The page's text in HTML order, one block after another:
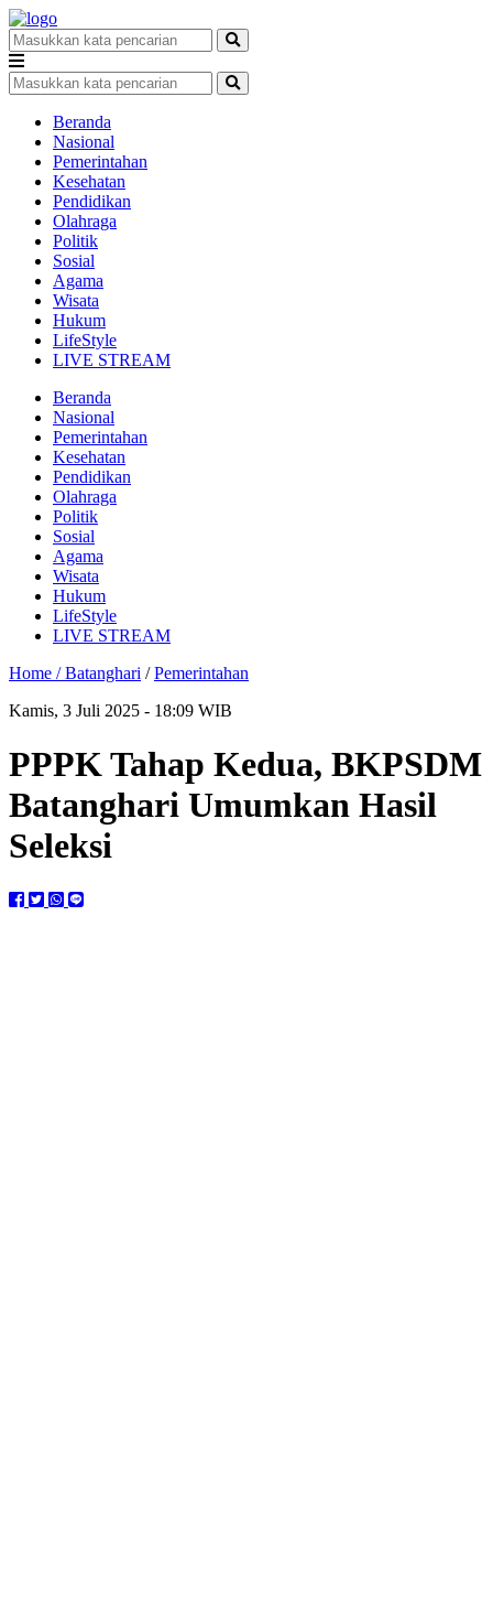
Beranda
Nasional
Pemerintahan
Kesehatan
Pendidikan
Olahraga
Politik
Sosial
Agama
Wisata
Hukum
LifeStyle
LIVE STREAM
Beranda
Nasional
Pemerintahan
Kesehatan
Pendidikan
Olahraga
Politik
Sosial
Agama
Wisata
Hukum
LifeStyle
LIVE STREAM
Home /Batanghari /Pemerintahan
Kamis, 3 Juli 2025 - 18:09 WIB
PPPK Tahap Kedua, BKPSDM
Batanghari Umumkan Hasil
Seleksi